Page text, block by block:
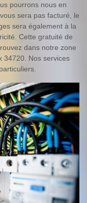
pourrons nous en
sera pas facturé, le
sera également à la
Cette gratuité de
dans notre zone
34720. Nos services